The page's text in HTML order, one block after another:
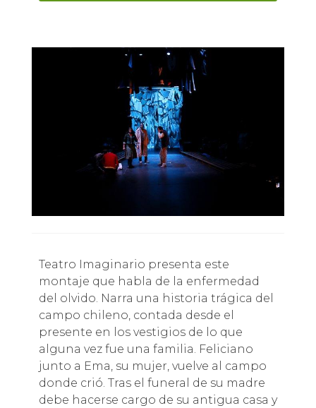
Teatro Imaginario presenta este
montaje que habla de la enfermedad
del olvido. Narra una historia trágica del
campo chileno, contada desde el
presente en los vestigios de lo que
alguna vez fue una familia. Feliciano
junto a Ema, su mujer, vuelve al campo
donde crió. Tras el funeral de su madre
debe hacerse cargo de su antigua casa y